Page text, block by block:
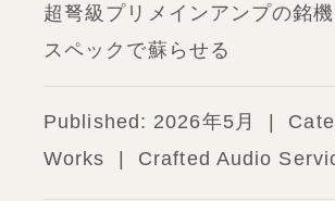
超弩級プリメインアンプの銘
スペックで蘇らせる
Published: 2026年5月 |
Works | Crafted Audio